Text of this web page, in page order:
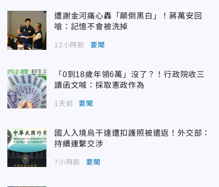
遭謝金河痛心轟「顛倒黑白」！蔣萬安回
嗆：記憶不會被洗掉
12小時前 要聞
「0到18歲年領6萬」沒了？！行政院收三
讀函文喊：採取憲政作為
1天前 要聞
國人入境烏干達遭扣護照被遣返！外交部：
持續連繫交涉
7小時前 要聞